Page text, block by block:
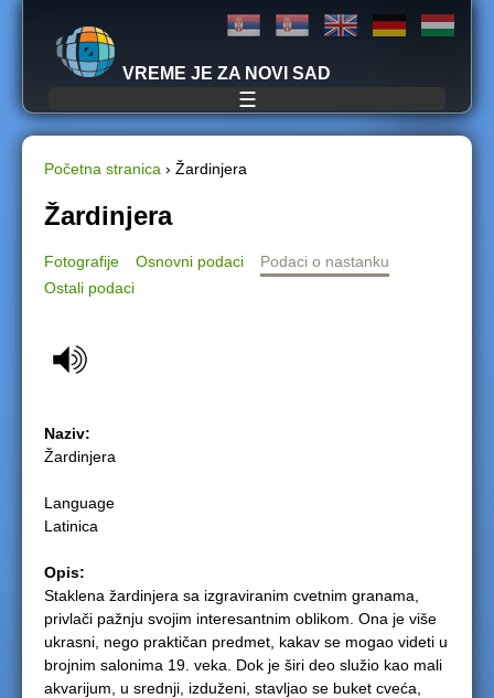
Jump to navigation
VREME JE ZA NOVI SAD
☰
Y
o
u
e
e
r
e
Početna stranica › Žardinjera
Žardinjera
Fotografije Osnovni podaci
Podaci o nastanku
Ostali podaci
Naziv:
Žardinjera
Language
Latinica
Opis:
Staklena žardinjera sa izgraviranim cvetnim granama,
privlači pažnju svojim interesantnim oblikom. Ona je više
ukrasni, nego praktičan predmet, kakav se mogao videti u
brojnim salonima 19. veka. Dok je širi deo služio kao mali
akvarijum, u srednji, izduženi, stavljao se buket cveća,